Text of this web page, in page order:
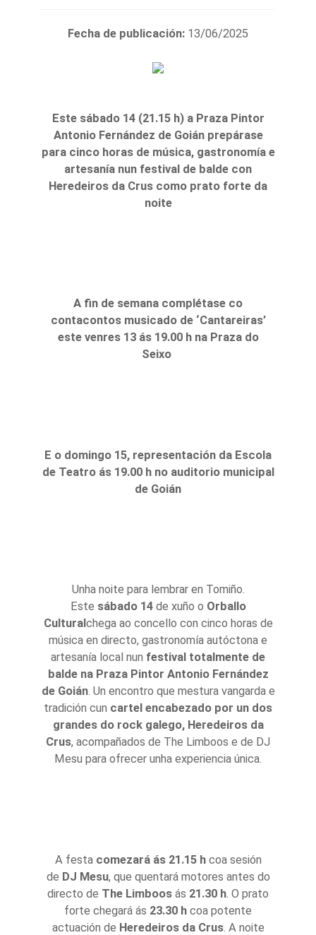
Fecha de publicación: 13/06/2025
Este sábado 14 (21.15 h) a Praza Pintor
Antonio Fernández de Goián prepárase
para cinco horas de música, gastronomía e
artesanía nun festival de balde con
Heredeiros da Crus como prato forte da
noite
A fin de semana complétase co
contacontos musicado de ‘Cantareiras’
este venres 13 ás 19.00 h na Praza do
Seixo
E o domingo 15, representación da Escola
de Teatro ás 19.00 h no auditorio municipal
de Goián
Unha noite para lembrar en Tomiño.
Este sábado 14de xuño o Orballo
Cultural chega ao concello con cinco horas de
música en directo, gastronomía autóctona e
artesanía local nun festival totalmente de
balde na Praza Pintor Antonio Fernández
de Goián. Un encontro que mestura vangarda e
tradición cun cartel encabezado por un dos
grandes do rock galego, Heredeiros da
Crus, acompañados de The Limboos e de DJ
Mesu para ofrecer unha experiencia única.
A festa comezará ás 21.15 hcoa sesión
de DJ Mesu, que quentará motores antes do
directo de The Limboos ás 21.30 h. O prato
forte chegará ás 23.30 h coa potente
actuación de Heredeiros da Crus. A noite